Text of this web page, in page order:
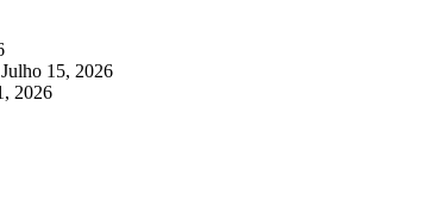
Julho 15, 2026
2026